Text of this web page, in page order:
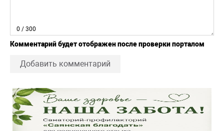
0 / 300
Комментарий будет отображен после проверки порталом
Добавить комментарий